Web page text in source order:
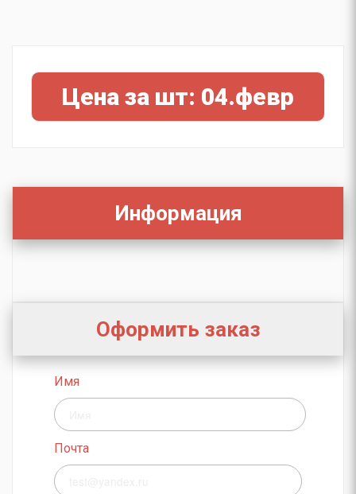
Цена за шт: 04.февр
Информация
Оформить заказ
Имя
Почта